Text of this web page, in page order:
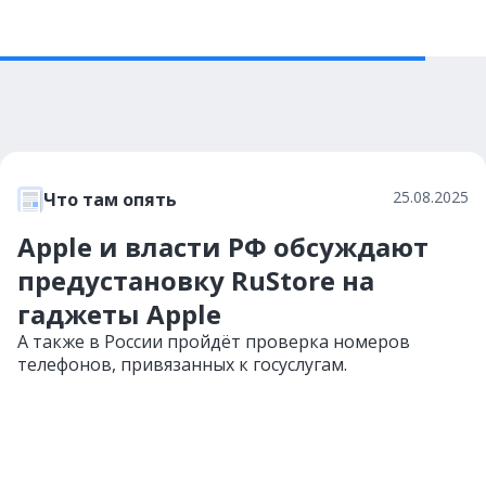
Что там опять 25.08.2025
Apple и власти РФ обсуждают
предустановку RuStore на
гаджеты Apple
А также в России пройдёт проверка номеров
телефонов, привязанных к госуслугам.